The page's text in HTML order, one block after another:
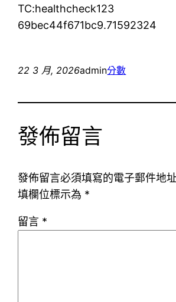
TC:healthcheck123
69bec44f671bc9.71592324
22 3 月, 2026admin分數
發佈留言
發佈留言必須填寫的電子郵件地
填欄位標示為 *
留言 *